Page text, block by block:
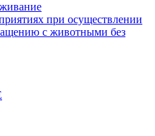
при осуществлении
с животными без